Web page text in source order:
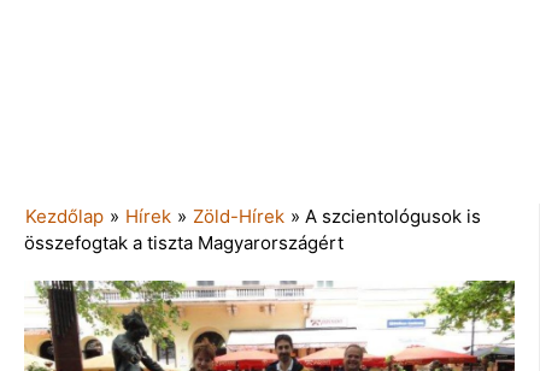
Kezdőlap » Hírek » Zöld-Hírek » A szcientológusok is
összefogtak a tiszta Magyarországért